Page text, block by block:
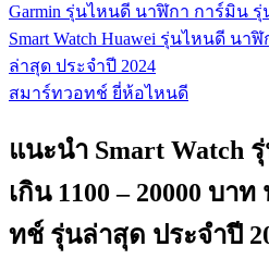
Garmin รุ่นไหนดี นาฬิกา การ์มิน รุ่
Smart Watch Huawei รุ่นไหนดี น
ล่าสุด ประจำปี 2024
สมาร์ทวอทช์ ยี่ห้อไหนดี
แนะนำ Smart Watch
เกิน 1100 – 20000 บา
ทช์ รุ่นล่าสุด ประจำปี